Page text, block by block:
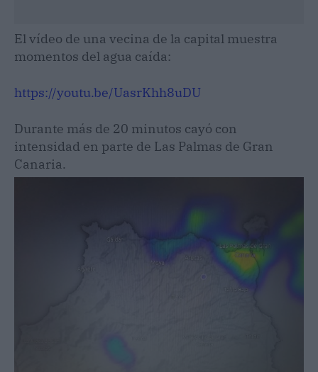
El vídeo de una vecina de la capital muestra
momentos del agua caída:
https://youtu.be/UasrKhh8uDU
Durante más de 20 minutos cayó con
intensidad en parte de Las Palmas de Gran
Canaria.